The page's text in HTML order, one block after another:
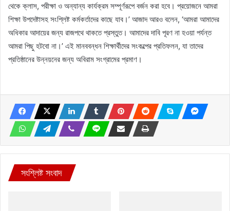
থেকে ক্লাস, পরীক্ষা ও অন্যান্য কার্যক্রম সম্পূর্ণরূপে বর্জন করা হবে। প্রয়োজনে আমরা
শিক্ষা উপদেষ্টাসহ সংশ্লিষ্ট কর্মকর্তাদের কাছে যাব।’ আজাদ আরও বলেন, ‘আমরা আমাদের
অধিকার আদায়ের জন্য রাজপথে থাকতে প্রস্তুত। আমাদের দাবি পূরণ না হওয়া পর্যন্ত
আমরা পিছু হটবো না।’ এই মানববন্ধন শিক্ষার্থীদের সংকল্পের প্রতিফলন, যা তাদের
প্রতিষ্ঠানের উন্নয়নের জন্য অবিরাম সংগ্রামের প্রমাণ।
সংশ্লিষ্ট সংবাদ